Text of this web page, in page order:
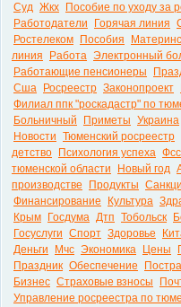
Суд Жкх Пособие по уходу за
Работодатели
Горячая линия
Ростелеком
Пособия
линия
Работа Электронный
Работающие пенсионеры
Сша
Росреестр Законопроект
Филиал ппк "роскадастр" по
Больничный
Приметы Украина
Новости Тюменский росреестр
детство
Психология успеха Фсс
тюменской области
Новый год
производстве
Продукты
Финансирование
Культура
Крым
Госдума Дтп Тобольск
Госуслуги Спорт Здоровье
Деньги
Мчс Экономика Цены
Праздник Обеспечение
Бизнес Страховые взносы
Управление росреестра по